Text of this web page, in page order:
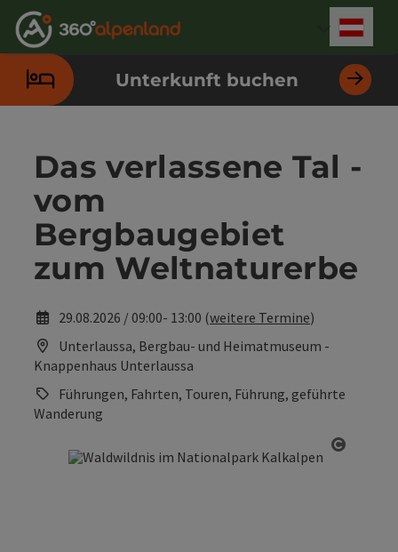
Zum Inhalt
Zur Navigation
Zum Seitenanfang
Zur Kontaktseite
Zur Suche
Zum Impressum
Zu den Hinweisen zur Bedienung der Website
Zur Startseite
Unterkunft buchen
Das verlassene Tal -
vom
Bergbaugebiet
zum Weltnaturerbe
29.08.2026 / 09:00- 13:00 (weitere Termine)
Unterlaussa, Bergbau- und Heimatmuseum -
Knappenhaus Unterlaussa
Führungen, Fahrten, Touren, Führung, geführte
Wanderung